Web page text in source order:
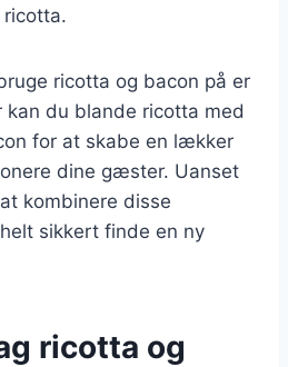
ricotta og bacon på er
kan du blande ricotta med
for at skabe en lækker
dine gæster. Uanset
kombinere disse
sikkert finde en ny
ricotta og